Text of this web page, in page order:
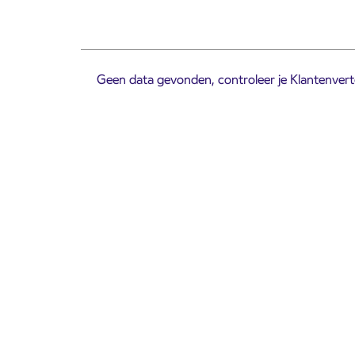
Geen data gevonden, controleer je